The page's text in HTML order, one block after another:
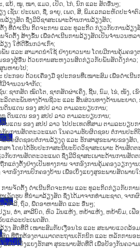
ດ
ນຕີ
ຽວ
ສັງຄົມ
, ແບ້, ໝູ, ໝາ, ແມວ, ເປັດ, ໄກ່, ນົກ ແລະ ສັດອື່ນໆ;
ເຊັ່ນ: ປະເພດ, ຊື່, ອາຍຸ, ເພດ, ສີ, ພິມເລກລະຫັດປະຈ
ຽງສັດ ຊຶ່ງມີວິຊາສະເພາະດ້ານການລ້ຽງສັດ;
ທີ່ດຳເນີນ ກິດຈະການ ແລະ ທຸລະກິດ ກ່ຽວກັບການລ້ຽງ
ຕັ້ງ ສ້າງຂຶ້ນ ເພື່ອດຳເນີນການລ້ຽງສັດເປັນຈຳນວນຫ
ງ ໃຫ້ດີຂຶ້ນກວ່າເກົ່າ;
ແລະ ສາມາດນຳໃຊ້ ຢ່າງຍາວນານ ໂດຍມີການຄຸ້ມຄອງ
ອງຜູ້ອື່ນ ດ້ວຍການສະຫງວນສິດກ່ຽວກັບພັນສັດດັ່ງກ່າວ;
ນຫາຍໄປ;
ະກອບ ດ້ວຍເຄື່ອງມື ອຸປະກອນທີ່ເໝາະສົມ ເພື່ອດຳເນີນ
ມີຈຳນວນຈຳກັດ;
ຊາກສັດ ໝົດໂຕ, ຊາກສັດຜ່າເຄິ່ງ, ຊີ້ນ, ນົມ, ໄຂ່, ໜັງ, ເ
ດຕະພັນທາງດ້ານຊີວະ ແລະ ສິ້ນສ່ວນທາງດ້ານພະຍາ
ດິນແດນ ຂອງ ສປປ ລາວ ຕາມລະບຽບການ;
ດິນແດນ ຂອງ ສປປ ລາວ ຕາມລະບຽບການ;
ແດນ ຂອງ ສປປ ລາວ ໄປປະເທດທີສາມ ຕາມລະບຽບກ
ບການສັດຕະວະແພດ ໃນຄວາມຮັບຜິດຊອບ ຕໍ່ການປະ
ມຮັບຜິດຊອບຕໍ່ການລ້ຽງດູ ແລະ ຮັກສາສຸຂະພາບຂອງສັ
າ ໂດຍໄດ້ຮັບປະກາສະນີຍະບັດວິຊາສະເພາະ ດ້ານສັດ
ກັບການສັດຕະວະແພດ ຊຶ່ງມີວິຊາສະເພາະດ້ານການສັດ
ແຕ່ງຕັ້ງຢ່າງເປັນທາງການ ຈາກອົງການຄຸ້ມຄອງວຽກ
ກອົງການປົກຄອງບ້ານ ເພື່ອເບິ່ງແຍງສຸຂະພາບສັດພາ
ານຈັດຕັ້ງ ດຳເນີນກິດຈະການ ແລະ ທຸລະກິດກ່ຽວກັບກາ
ລັດຮູບ ທີ່ນຳມາລ້ຽງສັດ ຊຶ່ງໄດ້ມາຈາກທຳມະຊາດ, ຈ
ສາລີ, ຖົ່ວ, ພືດອາຫານສັດ ແລະ ອື່ນໆ;
ຽນ, ຮຳ, ສາລີບົດ, ຫົວ ມັນແຫ້ງ, ຫຍ້າແຫ້ງ, ຫຍ້າບົ່ມ, ເ
ບແຕ່ລະປະເພດສັດ.
ງ ສັດທີ່ດີ ເໝາະສົມກັບເງື່ອນໄຂ ແລະ ສະພາບແວດລ້ອ
ທີ່ຖືກຕ້ອງຕາມມາດຕະຖານເຕັກນິກ ແລະ ຫລັກການອະ
ລະ ເບິ່ງແຍງຮັກສາ ສຸຂະພາບສັດທີ່ດີ ເພື່ອປ້ອງກັນຄວ